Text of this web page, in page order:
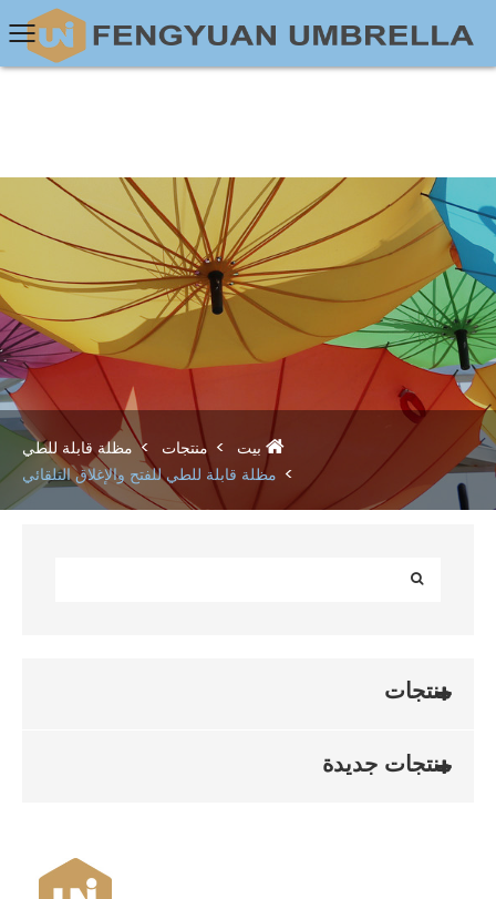
بيت منتجات
مظلة قابلة للطي
مظلة قابلة للطي للفتح والإغلاق التلقائي
منتجات
منتجات جديدة